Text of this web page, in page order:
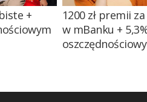
+
1200 zł premii
w mBanku +